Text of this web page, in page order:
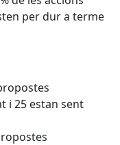
per dur a terme
i 25 estan sent